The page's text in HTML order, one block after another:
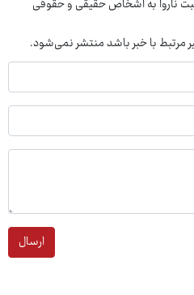
ناروا به اشخاص حقیقی و حقوقی
مرتبط با خبر باشد منتشر نمی‌شود.
ارسال